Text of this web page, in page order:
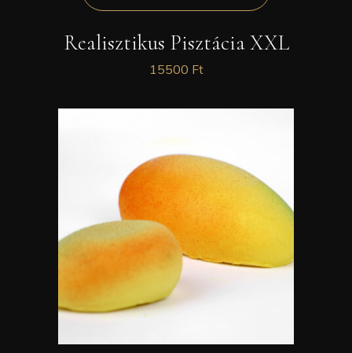
Realisztikus Pisztácia XXL
15500 Ft